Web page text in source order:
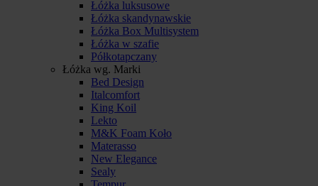
Łóżka luksusowe
Łóżka skandynawskie
Łóżka Box Multisystem
Łóżka w szafie
Półkotapczany
Łóżka wg. Marki
Bed Design
Italcomfort
King Koil
Lekto
M&K Foam Koło
Materasso
New Elegance
Sealy